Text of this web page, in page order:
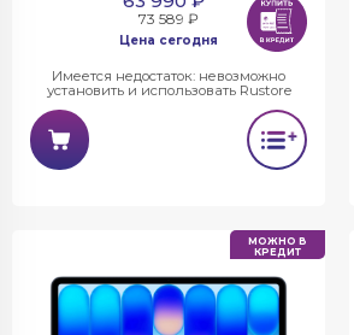
73 589 ₽
Цена сегодня
Имеется недостаток: невозможно
установить и использовать Rustore
МОЖНО В
КРЕДИТ